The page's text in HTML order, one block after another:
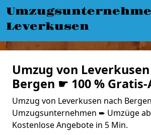
Leverkusen
Umzug von
Bergen ☛ 100 %
Umzug von Leverkusen nach
Umzugsunternehmen ➨ Umzüge ab
Kostenlose Angebote in 5 Min.